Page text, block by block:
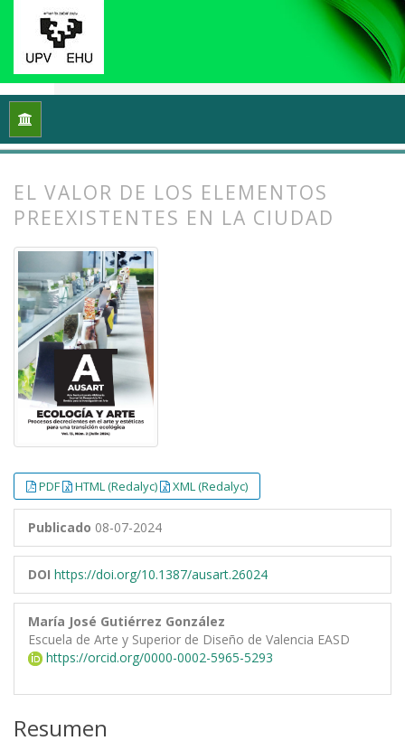
Inicio
EL VALOR DE LOS ELEMENTOS
PREEXISTENTES EN LA CIUDAD
PDF HTML (Redalyc) XML (Redalyc)
Publicado 08-07-2024
DOI https://doi.org/10.1387/ausart.26024
María José Gutiérrez González
Escuela de Arte y Superior de Diseño de Valencia EASD
https://orcid.org/0000-0002-5965-5293
Resumen